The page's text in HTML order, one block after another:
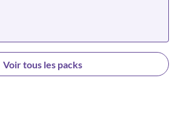
Choisir
Voir tous les packs